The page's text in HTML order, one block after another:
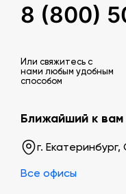
8 (800)
Или свяжитесь c
нами любым удобным
способом
Ближайший к
г.
Все офисы